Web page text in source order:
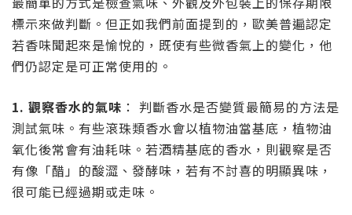
標示來做判斷。但正如我們前面提到的，歐美普遍認定
若香味聞起來是愉悅的，既使有些微香氣上的變化，他
們仍認定是可正常使用的。
1. 觀察香水的氣味 ： 判斷香水是否變質最簡易的方法是
測試氣味。有些滾珠類香水會以植物油當基底，植物油
氧化後常會有油耗味。若酒精基底的香水，則觀察是否
有像「醋」的酸澀、發酵味，若有不討喜的明顯異味，
很可能已經過期或走味。